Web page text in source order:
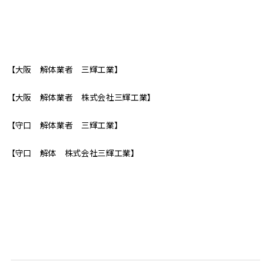
【大阪 解体業者 三輝工業】
【大阪 解体業者 株式会社三輝工業】
【守口 解体業者 三輝工業】
【守口 解体 株式会社三輝工業】